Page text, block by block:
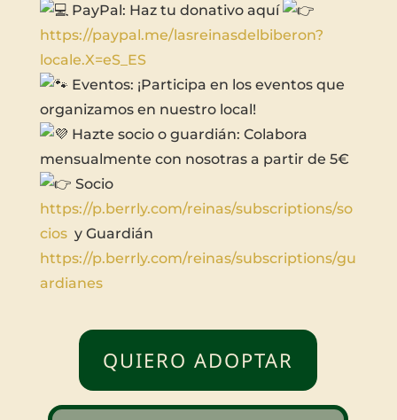
PayPal: Haz tu donativo aquí
https://paypal.me/lasreinasdelbiberon?
locale.X=eS_ES
Eventos: ¡Participa en los eventos que
organizamos en nuestro local!
Hazte socio o guardián: Colabora
mensualmente con nosotras a partir de 5€
Socio
https://p.berrly.com/reinas/subscriptions/so
cios y Guardián
https://p.berrly.com/reinas/subscriptions/gu
ardianes
QUIERO ADOPTAR